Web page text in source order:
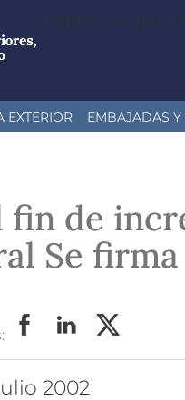
Toggle navigation
EXTERIOR EMBAJADAS
fin de
Se
2002